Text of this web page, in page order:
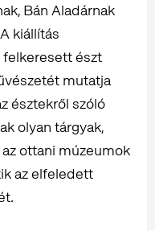
Bán Aladárnak
kiállítás
felkeresett észt
mutatja
észtekről szóló
olyan tárgyak,
ottani múzeumok
az elfeledett